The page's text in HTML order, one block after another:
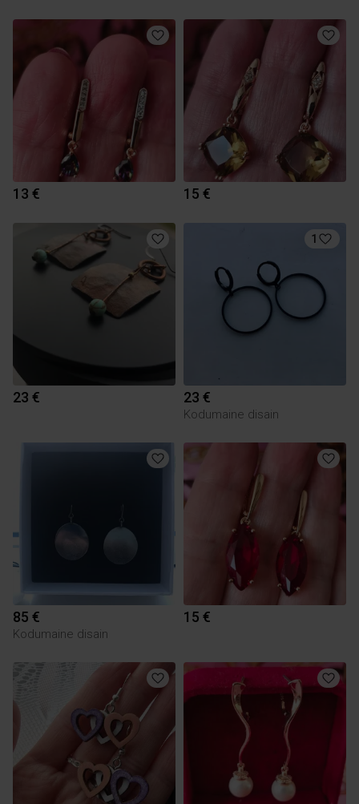
13 € 15 €
23 €
1
23 €
Kodumaine disain
85 €
Kodumaine disain
15 €